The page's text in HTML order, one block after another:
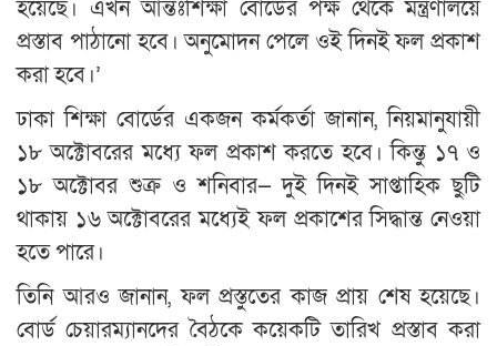
হয়েছে। এখন আন্তঃশিক্ষা বোর্ডের পক্ষ থেকে মন্ত্রণালয়ে
প্রস্তাব পাঠানো হবে। অনুমোদন পেলে ওই দিনই ফল প্রকাশ
করা হবে।’
ঢাকা শিক্ষা বোর্ডের একজন কর্মকর্তা জানান, নিয়মানুযায়ী
১৮ অক্টোবরের মধ্যে ফল প্রকাশ করতে হবে। কিন্তু ১৭ ও
১৮ অক্টোবর শুক্র ও শনিবার— দুই দিনই সাপ্তাহিক ছুটি
থাকায় ১৬ অক্টোবরের মধ্যেই ফল প্রকাশের সিদ্ধান্ত নেওয়া
হতে পারে।
তিনি আরও জানান, ফল প্রস্তুতের কাজ প্রায় শেষ হয়েছে।
বোর্ড চেয়ারম্যানদের বৈঠকে কয়েকটি তারিখ প্রস্তাব করা